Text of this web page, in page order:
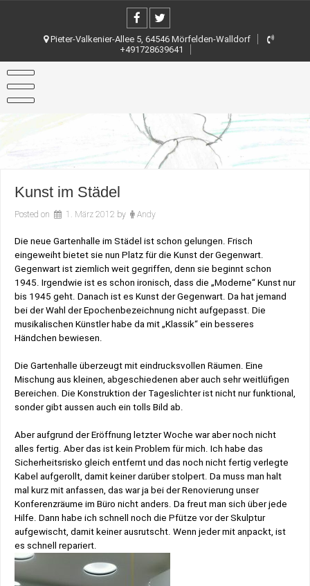
Pieter-Valkenier-Allee 5, 64546 Mörfelden-Walldorf
+491728639641
Kunst im Städel
Posted on 1. März 2012 by Andy
Die neue Gartenhalle im Städel ist schon gelungen. Frisch
eingeweiht bietet sie nun Platz für die Kunst der Gegenwart.
Gegenwart ist ziemlich weit gegriffen, denn sie beginnt schon
1945. Irgendwie ist es schon ironisch, dass die „Moderne“ Kunst nur
bis 1945 geht. Danach ist es Kunst der Gegenwart. Da hat jemand
bei der Wahl der Epochenbezeichnung nicht aufgepasst. Die
musikalischen Künstler habe da mit „Klassik“ ein besseres
Händchen bewiesen.
Die Gartenhalle überzeugt mit eindrucksvollen Räumen. Eine
Mischung aus kleinen, abgeschiedenen aber auch sehr weitlüfigen
Bereichen. Die Konstruktion der Tageslichter ist nicht nur funktional,
sonder gibt aussen auch ein tolls Bild ab.
Aber aufgrund der Eröffnung letzter Woche war aber noch nicht
alles fertig. Aber das ist kein Problem für mich. Ich habe das
Sicherheitsrisko gleich entfernt und das noch nicht fertig verlegte
Kabel aufgerollt, damit keiner darüber stolpert. Da muss man halt
mal kurz mit anfassen, das war ja bei der Renovierung unser
Konferenzräume im Büro nicht anders. Da freut man sich über jede
Hilfe. Dann habe ich schnell noch die Pfütze vor der Skulptur
aufgewischt, damit keiner ausrutscht. Wenn jeder mit anpackt, ist
es schnell repariert.